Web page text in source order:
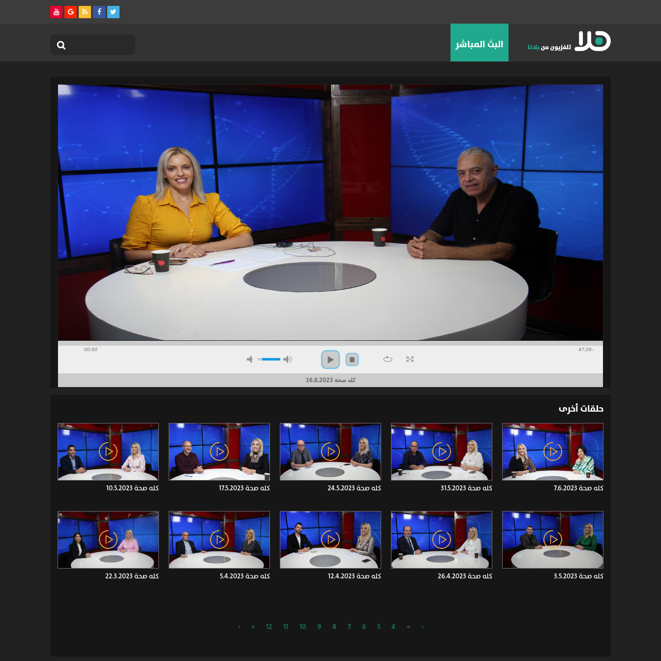
البث المباشر
00:00 -47:26
كله صحة 16.8.2023
حلقات أخرى
كله صحة 7.6.2023 كله صحة 31.5.2023 كله صحة 24.5.2023 كله صحة 17.5.2023 كله صحة 10.5.2023
كله صحة 3.5.2023 كله صحة 26.4.2023 كله صحة 12.4.2023 كله صحة 5.4.2023 كله صحة 22.3.2023
‹
«
4
5
6
7
8
9
10
11
12
»
›